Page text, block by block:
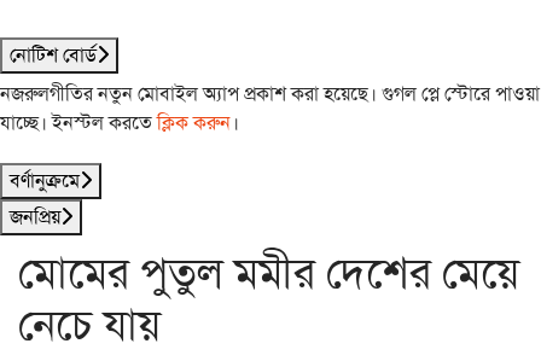
নোটিশ বোর্ড
নজরুলগীতির নতুন মোবাইল অ্যাপ প্রকাশ করা হয়েছে। গুগল প্লে স্টোরে পাওয়া
যাচ্ছে। ইনস্টল করতেক্লিক করুন।
বর্ণানুক্রমে
জনপ্রিয়
মোমের পুতুল মমীর দেশের মেয়ে
নেচে যায়